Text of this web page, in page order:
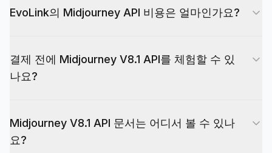
EvoLink의 Midjourney API 비용은 얼마인가요?
당이 아닌 요청당 과금입니다. 표준 생성(text-to-
image 및 image-to-image)은 Fast + standard
variation·remix·canvas 편집·고급 편집·retexture
—은 고정 $0.1125(Fast)입니다. remove-
결제 전에 Midjourney V8.1 API를 체험할 수 있
나요?
으며, 이 페이지의 playground에서 Midjourney
V8.1 API를 바로 테스트할 수 있습니다. 유료 결제
Midjourney V8.1 API 문서는 어디서 볼 수 있나
요?